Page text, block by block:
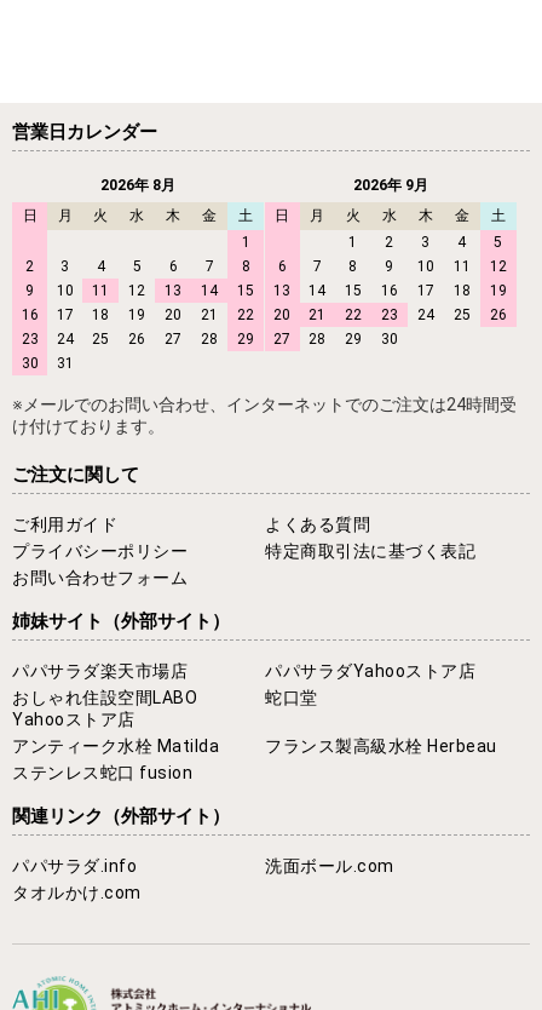
営業日カレンダー
2026年 8月
日
月 火 水 木 金
土
1
2
3 4 5 6 7
8
9
10 11 12 13 14
15
16
17 18 19 20 21
22
23
24 25 26 27 28
29
30
31
2026年 9月
日
月 火 水 木 金
土
1
2 3 4
5
6
7 8 9 10 11
12
13
14 15 16 17 18
19
20
21 22 23 24 25
26
27
28 29 30
※メールでのお問い合わせ、インターネットでのご注文は24時間受
け付けております。
ご注文に関して
ご利用ガイド
よくある質問
プライバシーポリシー
特定商取引法に基づく表記
お問い合わせフォーム
姉妹サイト （外部サイト）
パパサラダ楽天市場店
パパサラダYahooストア店
おしゃれ住設空間LABO
Yahooストア店
蛇口堂
アンティーク水栓 Matilda
フランス製高級水栓 Herbeau
ステンレス蛇口 fusion
関連リンク （外部サイト）
パパサラダ.info
洗面ボール.com
タオルかけ.com